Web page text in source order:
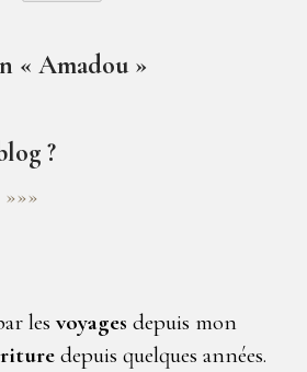
« Amadou »
?
»»»
les voyages depuis mon
depuis quelques années.